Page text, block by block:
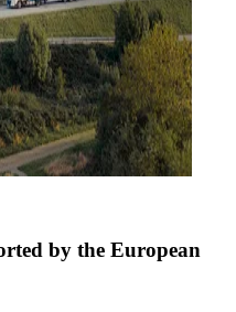
by the European